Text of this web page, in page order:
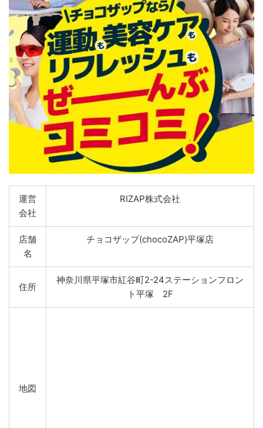
運営
会社
RIZAP株式会社
店舗
名
チョコザップ(chocoZAP)平塚店
住所
神奈川県平塚市紅谷町2-24ステーションフロン
ト平塚 2F
地図